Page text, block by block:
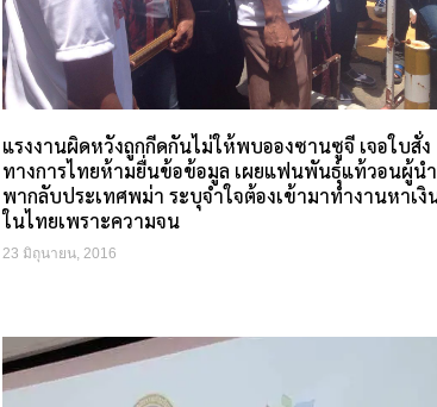
แรงงานผิดหวังถูกกีดกันไม่ให้พบอองซานซูจี เจอใบสั่ง
ทางการไทยห้ามยื่นข้อข้อมูล เผยแฟนพันธุ์แท้วอนผู้นำ
พากลับประเทศพม่า ระบุจำใจต้องเข้ามาทำงานหาเงิ
ในไทยเพราะความจน
23 มิถุนายน, 2016